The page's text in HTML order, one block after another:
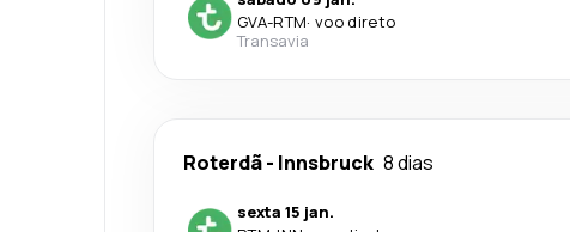
GVA-RTM· voo direto
Transavia
Roterdã- Innsbruck 8 dias
sexta 15 jan.